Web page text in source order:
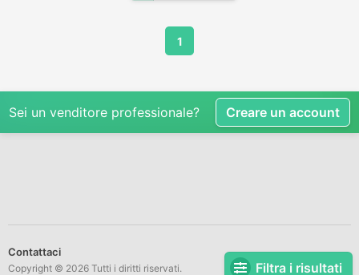
Filtra i risultati
1
Sei un venditore professionale? Creare un account
Contattaci
Copyright © 2026 Tutti i diritti riservati.